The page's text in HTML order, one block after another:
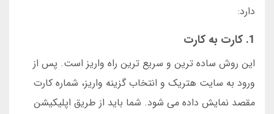
دارد:
1. کارت به کارت
این روش ساده ترین و سریع ترین راه واریز است. پس از
ورود به سایت هتریک و انتخاب گزینه واریز، شماره کارت
مقصد نمایش داده می شود. شما باید از طریق اپلیکیشن